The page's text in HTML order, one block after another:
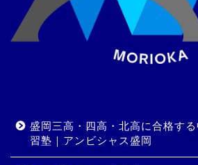
盛岡三高・四高・北高に合格す
習塾｜アンビシャス盛岡